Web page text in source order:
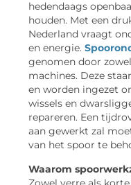
hedendaags
houden. Met een
Nederland vraagt
en energie.
genomen door
machines. Deze
en worden ingezet
wissels en
repareren. Een
aan gewerkt zal
van het spoor te
Waarom
Zowel verre als